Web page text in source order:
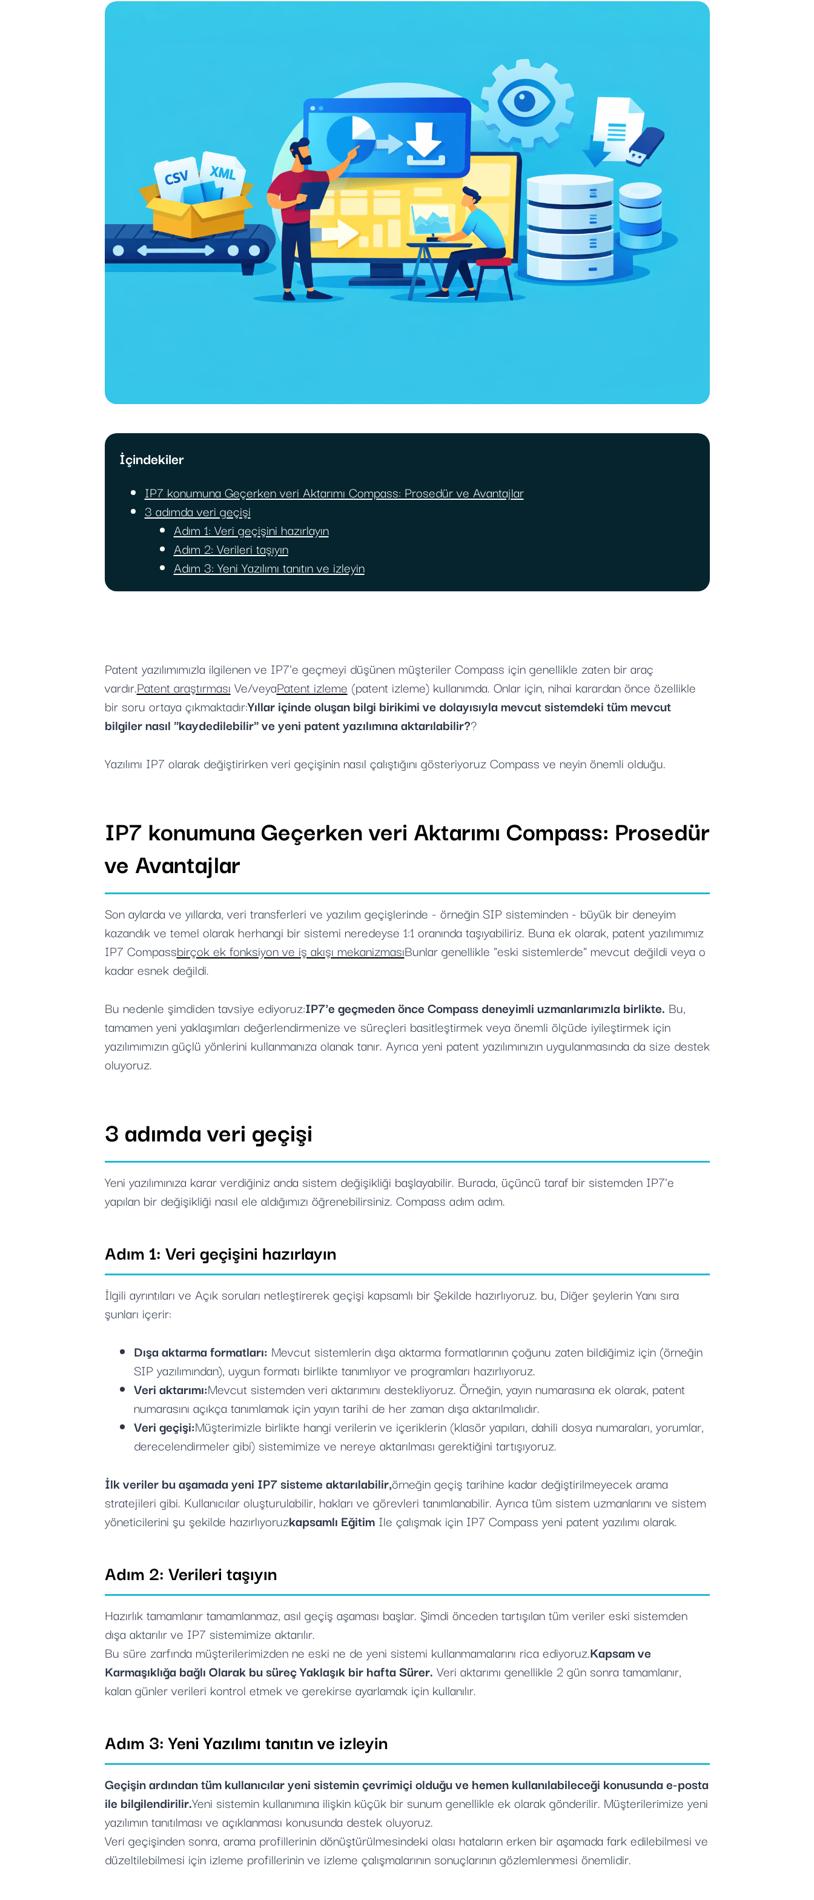
İçindekiler
IP7 konumuna Geçerken veri Aktarımı Compass: Prosedür ve Avantajlar
3 adımda veri geçişi
Adım 1: Veri geçişini hazırlayın
Adım 2: Verileri taşıyın
Adım 3: Yeni Yazılımı tanıtın ve izleyin
Patent yazılımımızla ilgilenen ve IP7'e geçmeyi düşünen müşteriler Compass için genellikle zaten bir araç
vardır.Patent araştırması Ve/veyaPatent izleme (patent izleme) kullanımda. Onlar için, nihai karardan önce özellikle
bir soru ortaya çıkmaktadır:Yıllar içinde oluşan bilgi birikimi ve dolayısıyla mevcut sistemdeki tüm mevcut
bilgiler nasıl "kaydedilebilir" ve yeni patent yazılımına aktarılabilir??
Yazılımı IP7 olarak değiştirirken veri geçişinin nasıl çalıştığını gösteriyoruz Compass ve neyin önemli olduğu.
IP7 konumuna Geçerken veri Aktarımı Compass: Prosedür
ve Avantajlar
Son aylarda ve yıllarda, veri transferleri ve yazılım geçişlerinde - örneğin SIP sisteminden - büyük bir deneyim
kazandık ve temel olarak herhangi bir sistemi neredeyse 1:1 oranında taşıyabiliriz. Buna ek olarak, patent yazılımımız
IP7 Compassbirçok ek fonksiyon ve iş akışı mekanizmasıBunlar genellikle "eski sistemlerde" mevcut değildi veya o
kadar esnek değildi.
Bu nedenle şimdiden tavsiye ediyoruz:IP7'e geçmeden önce Compass deneyimli uzmanlarımızla birlikte. Bu,
tamamen yeni yaklaşımları değerlendirmenize ve süreçleri basitleştirmek veya önemli ölçüde iyileştirmek için
yazılımımızın güçlü yönlerini kullanmanıza olanak tanır. Ayrıca yeni patent yazılımınızın uygulanmasında da size destek
oluyoruz.
3 adımda veri geçişi
Yeni yazılımınıza karar verdiğiniz anda sistem değişikliği başlayabilir. Burada, üçüncü taraf bir sistemden IP7'e
yapılan bir değişikliği nasıl ele aldığımızı öğrenebilirsiniz. Compass adım adım.
Adım 1: Veri geçişini hazırlayın
İlgili ayrıntıları ve Açık soruları netleştirerek geçişi kapsamlı bir Şekilde hazırlıyoruz. bu, Diğer şeylerin Yanı sıra
şunları içerir:
Dışa aktarma formatları: Mevcut sistemlerin dışa aktarma formatlarının çoğunu zaten bildiğimiz için (örneğin
SIP yazılımından), uygun formatı birlikte tanımlıyor ve programları hazırlıyoruz.
Veri aktarımı:Mevcut sistemden veri aktarımını destekliyoruz. Örneğin, yayın numarasına ek olarak, patent
numarasını açıkça tanımlamak için yayın tarihi de her zaman dışa aktarılmalıdır.
Veri geçişi:Müşterimizle birlikte hangi verilerin ve içeriklerin (klasör yapıları, dahili dosya numaraları, yorumlar,
derecelendirmeler gibi) sistemimize ve nereye aktarılması gerektiğini tartışıyoruz.
İlk veriler bu aşamada yeni IP7 sisteme aktarılabilir,örneğin geçiş tarihine kadar değiştirilmeyecek arama
stratejileri gibi. Kullanıcılar oluşturulabilir, hakları ve görevleri tanımlanabilir. Ayrıca tüm sistem uzmanlarını ve sistem
yöneticilerini şu şekilde hazırlıyoruzkapsamlı EğitimIle çalışmak için IP7 Compass yeni patent yazılımı olarak.
Adım 2: Verileri taşıyın
Hazırlık tamamlanır tamamlanmaz, asıl geçiş aşaması başlar. Şimdi önceden tartışılan tüm veriler eski sistemden
dışa aktarılır ve IP7 sistemimize aktarılır.
Bu süre zarfında müşterilerimizden ne eski ne de yeni sistemi kullanmamalarını rica ediyoruz.Kapsam ve
Karmaşıklığa bağlı Olarak bu süreç Yaklaşık bir hafta Sürer. Veri aktarımı genellikle 2 gün sonra tamamlanır,
kalan günler verileri kontrol etmek ve gerekirse ayarlamak için kullanılır.
Adım 3: Yeni Yazılımı tanıtın ve izleyin
Geçişin ardından tüm kullanıcılar yeni sistemin çevrimiçi olduğu ve hemen kullanılabileceği konusunda e-posta
ile bilgilendirilir.Yeni sistemin kullanımına ilişkin küçük bir sunum genellikle ek olarak gönderilir. Müşterilerimize yeni
yazılımın tanıtılması ve açıklanması konusunda destek oluyoruz.
Veri geçişinden sonra, arama profillerinin dönüştürülmesindeki olası hataların erken bir aşamada fark edilebilmesi ve
düzeltilebilmesi için izleme profillerinin ve izleme çalışmalarının sonuçlarının gözlemlenmesi önemlidir.